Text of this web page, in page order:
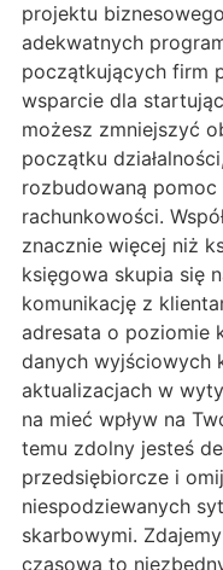
projektu
adekwatnych
początkujących firm
wsparcie dla
możesz zmniejszyć
początku
rozbudowaną
rachunkowości.
znacznie więcej niż
księgowa skupia się
komunikację z
adresata o poziomie
danych wyjściowych
aktualizacjach w
na mieć wpływ na
temu zdolny jesteś
przedsiębiorcze i
niespodziewanych
skarbowymi.
czasowa to